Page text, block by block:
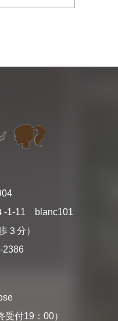
-1-11 blanc101
３分）
2386
付19：00）